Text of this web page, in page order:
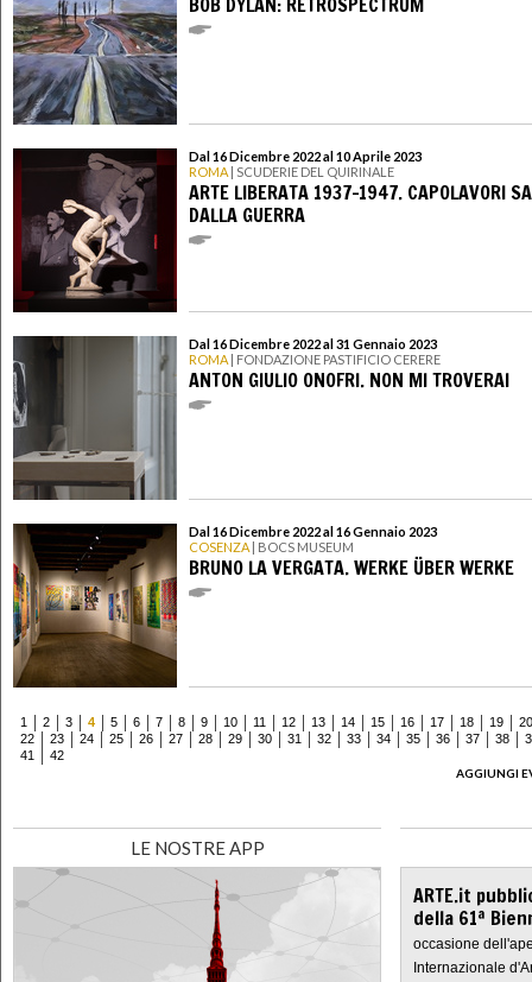
Dal 16 Dicembre 2022 al 10 Aprile 2023
ROMA | SCUDERIE DEL QUIRINALE
ARTE LIBERATA 1937-1947. CAPOLAVORI
DALLA GUERRA
Dal 16 Dicembre 2022 al 31 Gennaio 2023
ROMA | FONDAZIONE PASTIFICIO CERERE
ANTON GIULIO ONOFRI. NON MI TROVERAI
Dal 16 Dicembre 2022 al 16 Gennaio 2023
COSENZA | BOCS MUSEUM
BRUNO LA VERGATA. WERKE ÜBER WERKE
1 2 3 4 5 6 7 8 9 10 11 12 13 14 15 16 17 18 19
20
22
23 24 25 26 27 28 29 30 31 32 33 34 35 36 37 38
41
42
AGGIUNGI
LE NOSTRE APP
ARTE.it
della 61ª
occasione
Internazionale